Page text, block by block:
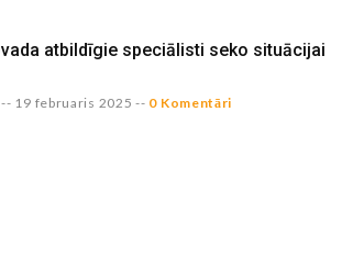
atbildīgie speciālisti seko situācijai
19 februaris 2025 -- 0 Komentāri